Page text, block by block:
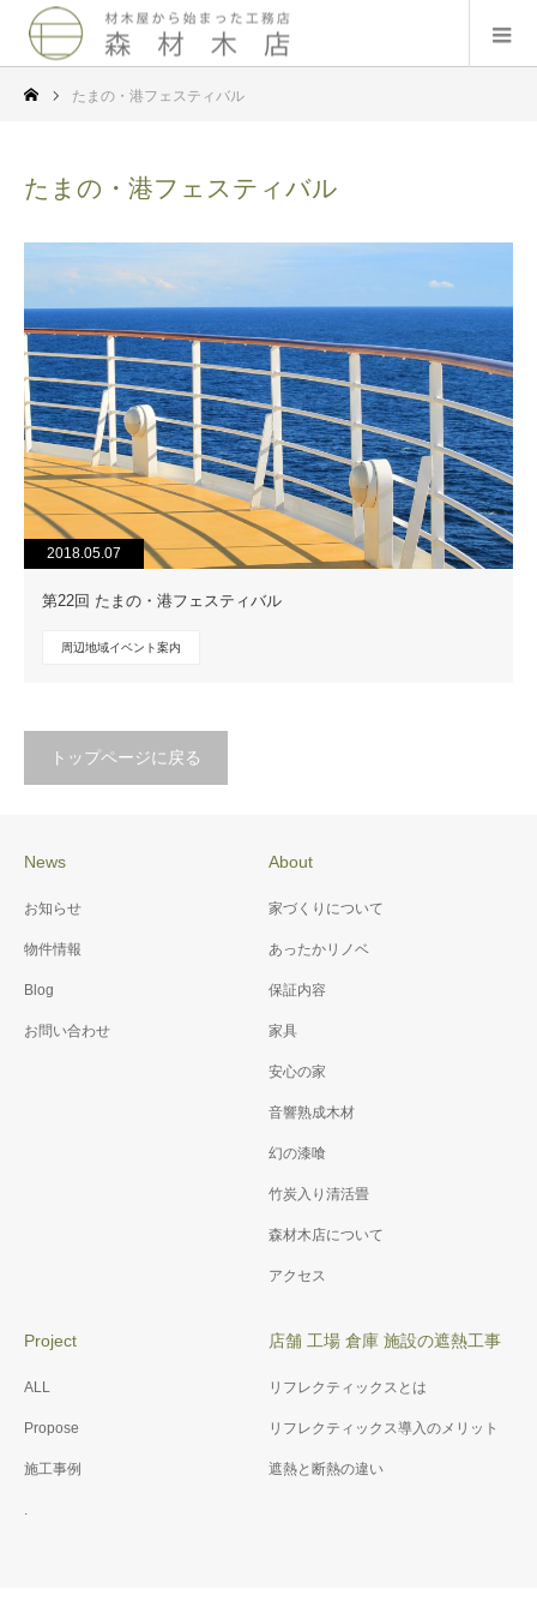
たまの・港フェスティバル
たまの・港フェスティバル
2018.05.07
第22回 たまの・港フェスティバル
周辺地域イベント案内
トップページに戻る
News
お知らせ
物件情報
Blog
お問い合わせ
About
家づくりについて
あったかリノベ
保証内容
家具
安心の家
音響熟成木材
幻の漆喰
竹炭入り清活畳
森材木店について
アクセス
Project
ALL
Propose
施工事例
.
店舗 工場 倉庫 施設の遮熱工事
リフレクティックスとは
リフレクティックス導入のメリット
遮熱と断熱の違い